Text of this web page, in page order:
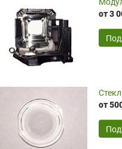
ожидания поставки из-за
Компания Hiteklamp
временные затраты по
оптимизированной
чрезмерно благодарны!)))
SERGEY
широкий ассортимент ламп,
так и аналогов.Быстрое
передача в доставку,
понравилось.
Читать полностью
от 3
от